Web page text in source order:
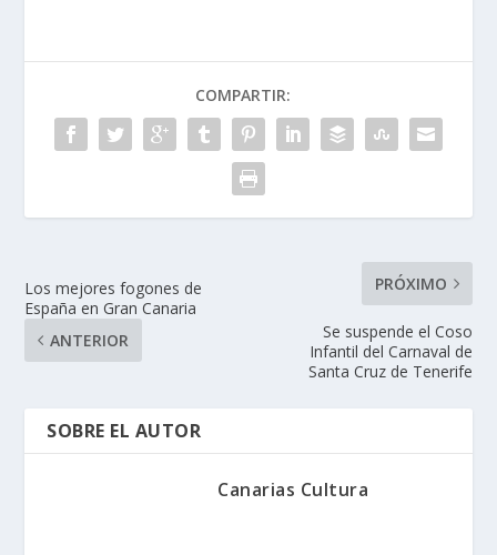
COMPARTIR:
Los mejores fogones de
España en Gran Canaria
ANTERIOR
PRÓXIMO
Se suspende el Coso
Infantil del Carnaval de
Santa Cruz de Tenerife
SOBRE EL AUTOR
Canarias Cultura